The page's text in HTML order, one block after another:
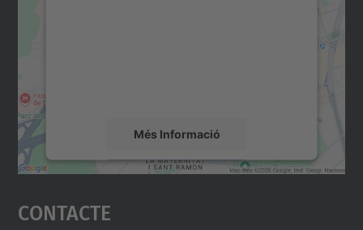
Més Informació
Accepta
powered by
Contacte